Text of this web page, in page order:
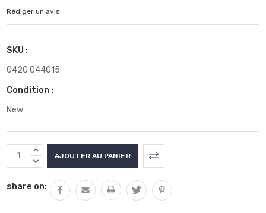
Rédiger un avis
SKU :
0420 044015
Condition :
New
Stock
actuel
AUGMENTER
LA
:
DIMINUER
QUANTITÉ
share on: